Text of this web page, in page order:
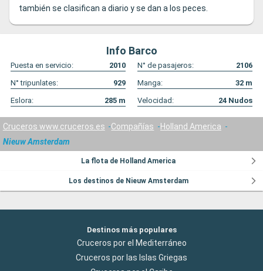
también se clasifican a diario y se dan a los peces.
Info Barco
Puesta en servicio: 2010 N° de pasajeros:
2106
N° tripunlates:
929 Manga: 32 m
Eslora:
285 m Velocidad: 24 Nudos
Cruceros www.cruceros.es Compañías
Holland America
Nieuw Amsterdam
La flota de Holland America
Los destinos de Nieuw Amsterdam
Destinos más populares
Cruceros por el Mediterráneo
Cruceros por las Islas Griegas